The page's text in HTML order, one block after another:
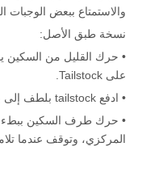
والاستمتاع ببعض الوجبات
نسخة طبق الأصل:
• حرك القليل من السكين
على Tailstock.
• ادفع tailstock بلطف إلى بت التوجيه.
• حرك طرف السكين ببطء
المركزي، وتوقف عندما